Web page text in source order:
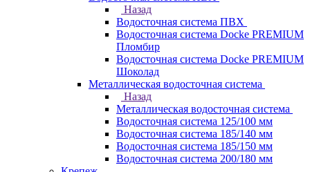
Назад
Водосточная система ПВХ
Водосточная система Docke PREMIUM
Пломбир
Водосточная система Docke PREMIUM
Шоколад
Металлическая водосточная система
Назад
Металлическая водосточная система
Водосточная система 125/100 мм
Водосточная система 185/140 мм
Водосточная система 185/150 мм
Водосточная система 200/180 мм